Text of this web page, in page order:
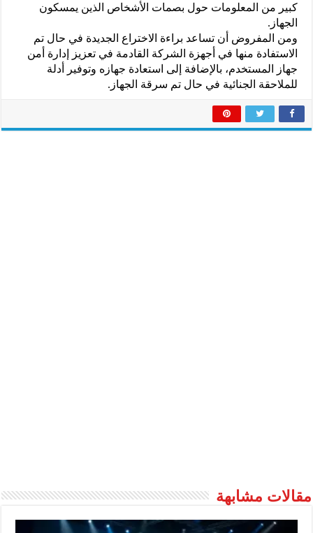
كبير من المعلومات حول بصمات الأشخاص الذين يمسكون
الجهاز.
ومن المفروض أن تساعد براءة الاختراع الجديدة في حال تم
الاستفادة منها في أجهزة الشركة القادمة في تعزيز إدارة أمن
جهاز المستخدم، بالإضافة إلى استعادة جهازه وتوفير أدلة
للملاحقة الجنائية في حال تم سرقة الجهاز.
مشابهة